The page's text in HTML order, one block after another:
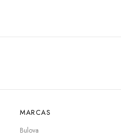
MARCAS
Bulova